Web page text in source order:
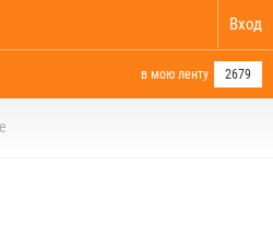
Вход
в мою ленту 2679